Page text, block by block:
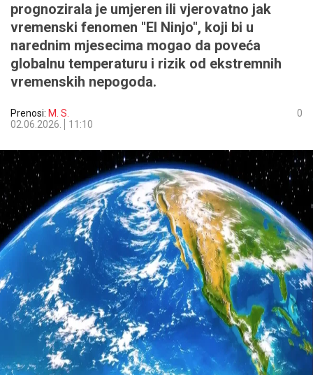
prognozirala je umjeren ili vjerovatno jak
vremenski fenomen "El Ninjo", koji bi u
narednim mjesecima mogao da poveća
globalnu temperaturu i rizik od ekstremnih
vremenskih nepogoda.
Prenosi: M. S.
02.06.2026.
11:10
0